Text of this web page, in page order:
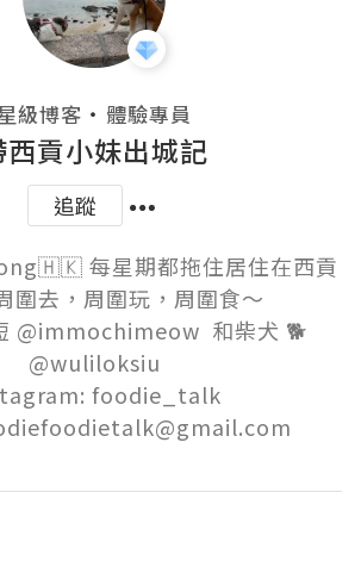
級博客 ・ 體驗專員
西貢小妹出城記
追蹤
每星期都拖住居住在西貢
圍去，周圍玩，周圍食～
@immochimeow  和柴犬 🐕
@wuliloksiu
foodie_talk